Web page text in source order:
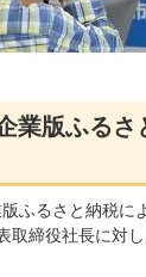
業版ふる
ふるさと納税
締役社長に対